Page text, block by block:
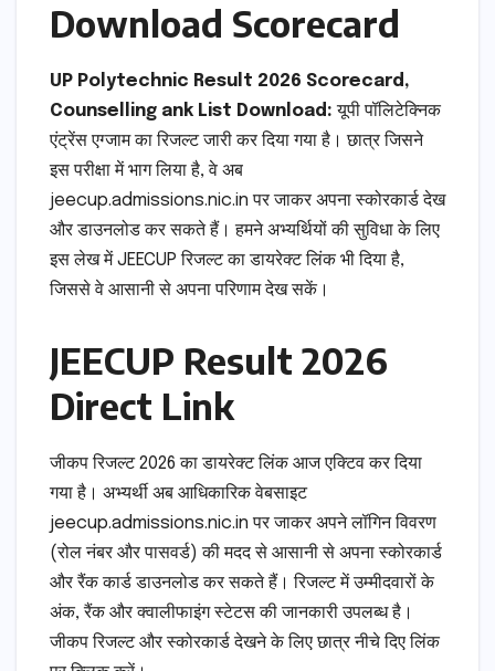
Download Scorecard
UP Polytechnic Result 2026 Scorecard,
Counselling ank List Download: यूपी पॉलिटेक्निक
एंट्रेंस एग्जाम का रिजल्ट जारी कर दिया गया है। छात्र जिसने
इस परीक्षा में भाग लिया है, वे अब
jeecup.admissions.nic.in पर जाकर अपना स्कोरकार्ड देख
और डाउनलोड कर सकते हैं। हमने अभ्यर्थियों की सुविधा के लिए
इस लेख में JEECUP रिजल्ट का डायरेक्ट लिंक भी दिया है,
जिससे वे आसानी से अपना परिणाम देख सकें।
JEECUP Result 2026
Direct Link
जीकप रिजल्ट 2026 का डायरेक्ट लिंक आज एक्टिव कर दिया
गया है। अभ्यर्थी अब आधिकारिक वेबसाइट
jeecup.admissions.nic.in पर जाकर अपने लॉगिन विवरण
(रोल नंबर और पासवर्ड) की मदद से आसानी से अपना स्कोरकार्ड
और रैंक कार्ड डाउनलोड कर सकते हैं। रिजल्ट में उम्मीदवारों के
अंक, रैंक और क्वालीफाइंग स्टेटस की जानकारी उपलब्ध है।
जीकप रिजल्ट और स्कोरकार्ड देखने के लिए छात्र नीचे दिए लिंक